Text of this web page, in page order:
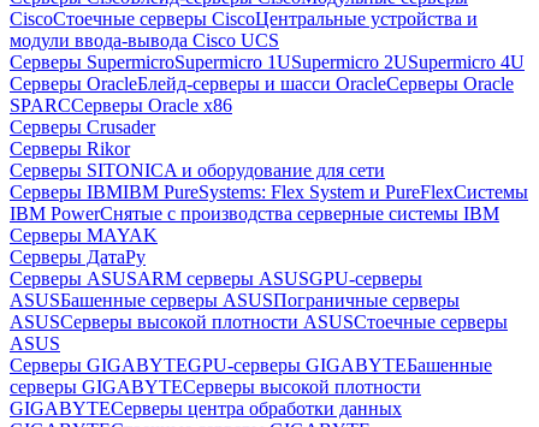
CiscoСтоечные серверы CiscoЦентральные устройства и
модули ввода-вывода Cisco UCS
Серверы SupermicroSupermicro 1USupermicro 2USupermicro 4U
Серверы OracleБлейд-серверы и шасси OracleСерверы Oracle
SPARCСерверы Oracle x86
Серверы Crusader
Серверы Rikor
Серверы SITONICA и оборудование для сети
Серверы IBMIBM PureSystems: Flex System и PureFlexСистемы
IBM PowerСнятые с производства серверные системы IBM
Серверы MAYAK
Серверы ДатаРу
Серверы ASUSARM серверы ASUSGPU-серверы
ASUSБашенные серверы ASUSПограничные серверы
ASUSСерверы высокой плотности ASUSСтоечные серверы
ASUS
Серверы GIGABYTEGPU-серверы GIGABYTEБашенные
серверы GIGABYTEСерверы высокой плотности
GIGABYTEСерверы центра обработки данных